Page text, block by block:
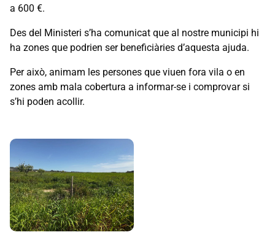
a 600 €.
Des del Ministeri s’ha comunicat que al nostre municipi hi
ha zones que podrien ser beneficiàries d’aquesta ajuda.
Per això, animam les persones que viuen fora vila o en
zones amb mala cobertura a informar-se i comprovar si
s’hi poden acollir.